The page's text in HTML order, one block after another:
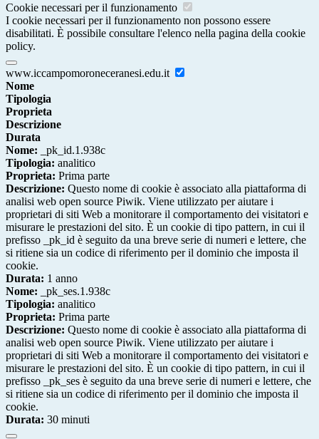
Cookie necessari per il funzionamento
I cookie necessari per il funzionamento non possono essere
disabilitati. È possibile consultare l'elenco nella pagina della cookie
policy.
www.iccampomoroneceranesi.edu.it
Nome
Tipologia
Proprieta
Descrizione
Durata
Nome: _pk_id.1.938c
Tipologia: analitico
Proprieta: Prima parte
Descrizione: Questo nome di cookie è associato alla piattaforma di
analisi web open source Piwik. Viene utilizzato per aiutare i
proprietari di siti Web a monitorare il comportamento dei visitatori e
misurare le prestazioni del sito. È un cookie di tipo pattern, in cui il
prefisso _pk_id è seguito da una breve serie di numeri e lettere, che
si ritiene sia un codice di riferimento per il dominio che imposta il
cookie.
Durata: 1 anno
Nome: _pk_ses.1.938c
Tipologia: analitico
Proprieta: Prima parte
Descrizione: Questo nome di cookie è associato alla piattaforma di
analisi web open source Piwik. Viene utilizzato per aiutare i
proprietari di siti Web a monitorare il comportamento dei visitatori e
misurare le prestazioni del sito. È un cookie di tipo pattern, in cui il
prefisso _pk_ses è seguito da una breve serie di numeri e lettere, che
si ritiene sia un codice di riferimento per il dominio che imposta il
cookie.
Durata: 30 minuti